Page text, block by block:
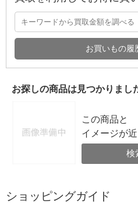
お買いもの履
お探しの商品は見つかりまし
この商品と
イメージが
検
ショッピングガイド